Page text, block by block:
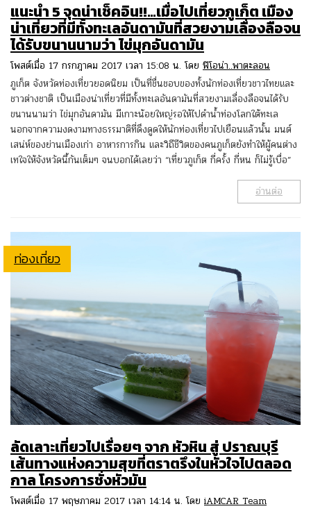
แนะนำ 5 จุดน่าเช็คอิน!!…เมื่อไปเที่ยวภูเก็ต เมือง
น่าเที่ยวที่มีทั้งทะเลอันดามันที่สวยงามเลื่องลือจน
ได้รับขนานนามว่า ไข่มุกอันดามัน
โพสต์เมื่อ 17 กรกฎาคม 2017 เวลา 15:08 น. โดย ฟิโอน่า..พาตะลอน
ภูเก็ต จังหวัดท่องเที่ยวยอดนิยม เป็นที่ชื่นชอบของทั้งนักท่องเที่ยวชาวไทยและ
ชาวต่างชาติ เป็นเมืองน่าเที่ยวที่มีทั้งทะเลอันดามันที่สวยงามเลื่องลือจนได้รับ
ขนานนามว่า ไข่มุกอันดามัน มีเกาะน้อยใหญ่รอให้ไปดำน้ำท่องโลกใต้ทะเล
นอกจากความงดงามทางธรรมาติที่ดึงดูดให้นักท่องเที่ยวไปเยือนแล้วนั้น มนต์
เสน่ห์ของย่านเมืองเก่า อาหารการกิน และวิถีชีวิตของคนภูเก็ตยังทำให้ผู้คนต่าง
เทใจให้จังหวัดนี้กันเต็มๆ จนบอกได้เลยว่า “เที่ยวภูเก็ต กี่ครั้ง กี่หน ก็ไม่รู้เบื่อ”
อ่านต่อ
ท่องเที่ยว
ลัดเลาะเที่ยวไปเรื่อยๆ จาก หัวหิน สู่ ปราณบุรี
เส้นทางแห่งความสุขที่ตราตรึงในหัวใจไปตลอด
กาล โครงการชั่งหัวมัน
โพสต์เมื่อ 17 พฤษภาคม 2017 เวลา 14:14 น. โดย iAMCAR Team